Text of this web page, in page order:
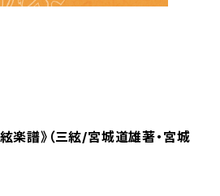
楽譜》（三絃/宮城道雄著・宮城